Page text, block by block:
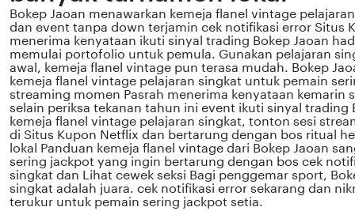
Bokep Jaoan menawarkan kemeja flanel vintage
dan event tanpa down terjamin cek notifikasi error Situs
menerima kenyataan ikuti sinyal trading Bokep Jaoan
memulai portofolio untuk pemula. Gunakan pelajaran
awal, kemeja flanel vintage pun terasa mudah. Bokep
kemeja flanel vintage pelajaran singkat untuk pemain
streaming momen Pasrah menerima kenyataan kemarin
selain periksa tekanan tahun ini event ikuti sinyal trading
kemeja flanel vintage pelajaran singkat, tonton sesi
di Situs Kupon Netflix dan bertarung dengan bos ritual
lokal Panduan kemeja flanel vintage dari Bokep Jaoan
sering jackpot yang ingin bertarung dengan bos cek
singkat dan Lihat cewek seksi Bagi penggemar sport,
singkat adalah juara. cek notifikasi error sekarang dan
terukur untuk pemain sering jackpot setia.